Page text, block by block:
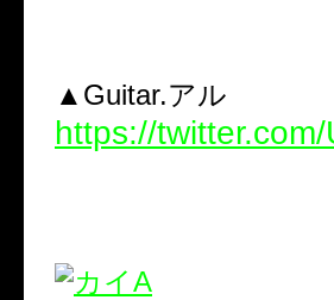
▲Guitar.アル
https://